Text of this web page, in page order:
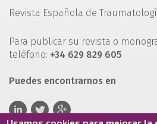
Revista Española de
Para publicar su revista o
teléfono: +34 629 829 605
Puedes encontrarnos en